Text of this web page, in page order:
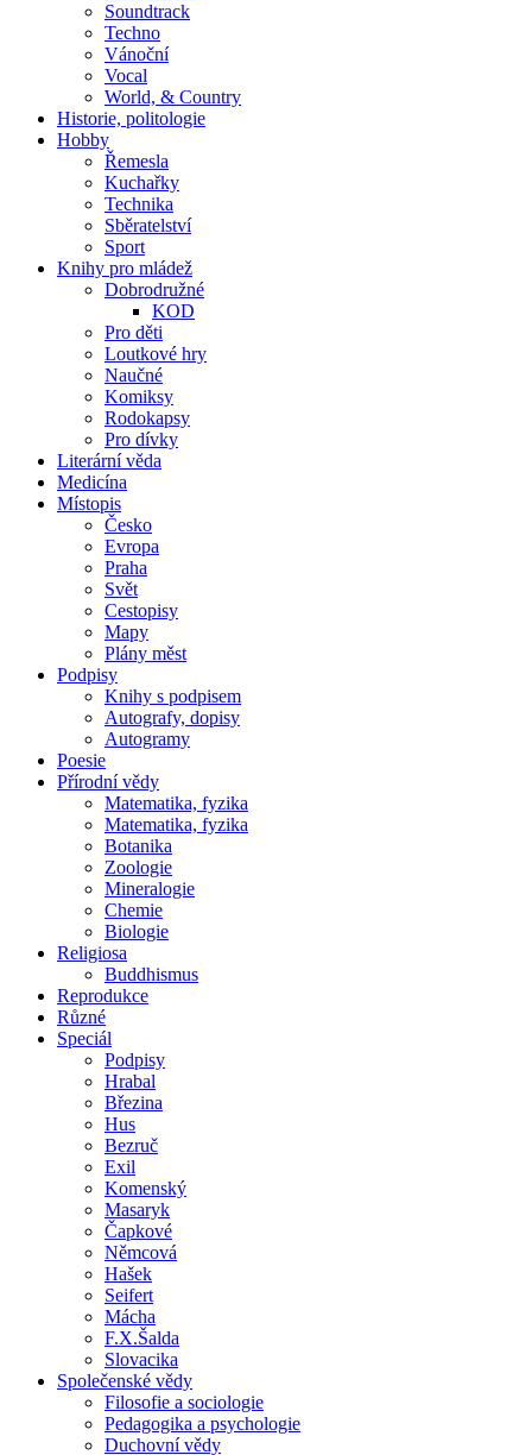
Soundtrack
Techno
Vánoční
Vocal
World, & Country
Historie, politologie
Hobby
Řemesla
Kuchařky
Technika
Sběratelství
Sport
Knihy pro mládež
Dobrodružné
KOD
Pro děti
Loutkové hry
Naučné
Komiksy
Rodokapsy
Pro dívky
Literární věda
Medicína
Místopis
Česko
Evropa
Praha
Svět
Cestopisy
Mapy
Plány měst
Podpisy
Knihy s podpisem
Autografy, dopisy
Autogramy
Poesie
Přírodní vědy
Matematika, fyzika
Matematika, fyzika
Botanika
Zoologie
Mineralogie
Chemie
Biologie
Religiosa
Buddhismus
Reprodukce
Různé
Speciál
Podpisy
Hrabal
Březina
Hus
Bezruč
Exil
Komenský
Masaryk
Čapkové
Němcová
Hašek
Seifert
Mácha
F.X.Šalda
Slovacika
Společenské vědy
Filosofie a sociologie
Pedagogika a psychologie
Duchovní vědy